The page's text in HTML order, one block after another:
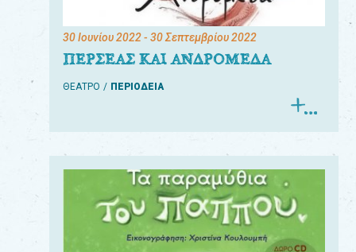
30 Ιουνίου 2022- 30 Σεπτεμβρίου 2022
ΠΕΡΣΕΑΣ ΚΑΙ ΑΝΔΡΟΜΕΔΑ
ΘΕΑΤΡΟ ΠΕΡΙΟΔΕΙΑ